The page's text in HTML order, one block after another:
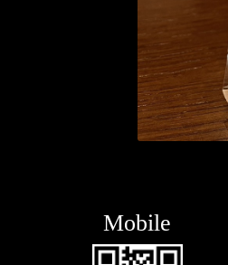
Mobile